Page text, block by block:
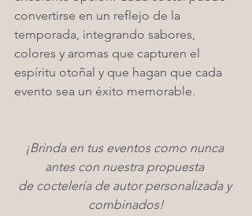
convertirse en un reflejo de la
temporada, integrando sabores,
colores y aromas que capturen el
espíritu otoñal y que hagan que cada
evento sea un éxito memorable.
¡Brinda en tus eventos como nunca
antes con nuestra propuesta
de coctelería de autor personalizada y
combinados!